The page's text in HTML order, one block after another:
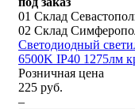
01 Склад
02 Склад
Светодиодный
6500K IP40 1275лм
Розничная цена
225 руб.
–